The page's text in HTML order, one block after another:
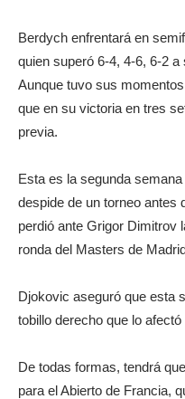
Berdych enfrentará en
quien superó 6-4, 4-6, 6-2
Aunque tuvo sus
que en su victoria en tres
previa.
Esta es la segunda
despide de un torneo antes
perdió ante Grigor Dimitrov
ronda del Masters de
Djokovic aseguró que esta
tobillo derecho que lo
De todas formas, tendrá
para el Abierto de Francia,